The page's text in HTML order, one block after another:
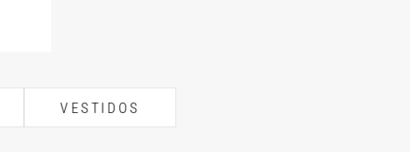
VESTIDOS